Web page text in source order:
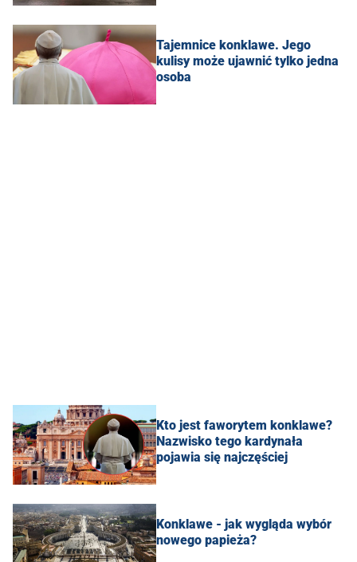
Tajemnice konklawe. Jego
kulisy może ujawnić tylko jedna
osoba
Kto jest faworytem konklawe?
Nazwisko tego kardynała
pojawia się najczęściej
Konklawe - jak wygląda wybór
nowego papieża?